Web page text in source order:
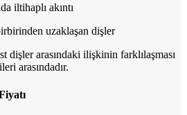
iltihaplı akıntı
uzaklaşan dişler
dişler arasındaki ilişkinin farklılaşması
arasındadır.